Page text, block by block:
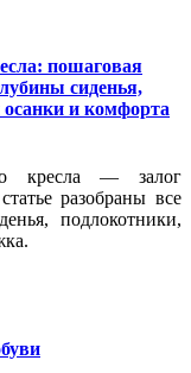
пошаговая
сиденья,
осанки и комфорта
кресла — залог
разобраны все
подлокотники,